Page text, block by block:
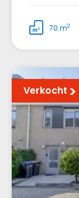
70 m2
Verkocht